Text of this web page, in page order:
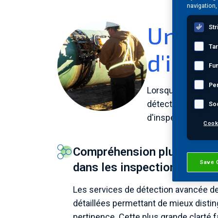
Une
Lorsque les
détection
d'inspection,
Compréhension plus
dans les inspections
Les services de détection avancée
détaillées permettant de mieux
Save